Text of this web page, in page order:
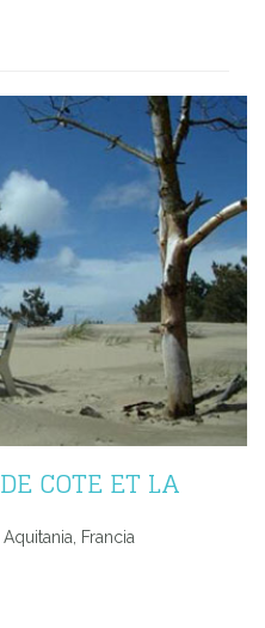
COTE ET LA
Francia